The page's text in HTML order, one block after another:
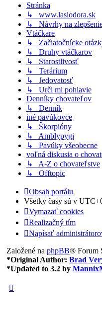
Stránka
↳ www.lasiodora.sk
↳ Návrhy na
Vtáčkare
↳ Začiatočnícke
↳ Druhy vtáčkarov
↳ Starostlivosť
↳ Terárium
↳ Jedovatosť
↳ Urči mi pohlavie
Denníky chovateľov
↳ Denník
iné pavúkovce
↳ Škorpióny
↳ Amblypygi
↳ Pavúky všeobecne
voľná diskusia o
↳ A-Z o chovateľstve
↳ Offtopic
Obsah portálu
Všetky časy sú v
Vymazať cookies
Realizačný tím
Napísať
Založené na phpBB® Forum
*Original Author: Brad
*Updated to 3.2 by